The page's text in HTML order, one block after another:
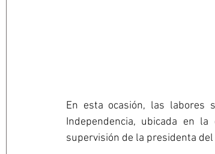
En esta ocasión, las labores
Independencia, ubicada en
supervisión de la presidenta del